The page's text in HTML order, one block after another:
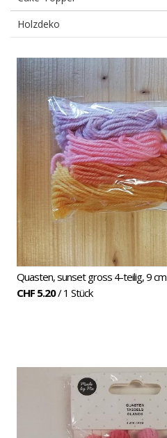
Holzdeko
Quasten
Quasten, sunset gross 4-teilig, 9 cm
CHF 5.20/ 1 Stück